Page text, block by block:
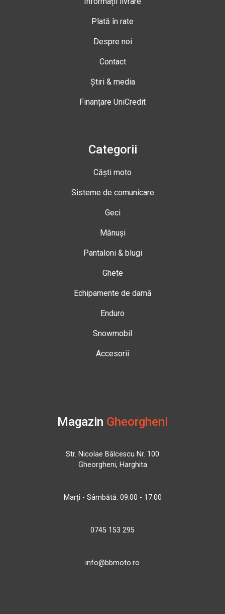
Plată în rate
Despre noi
Contact
Știri & media
Finanțare UniCredit
Categorii
Căști moto
Sisteme de comunicare
Geci
Mănuși
Pantaloni & blugi
Ghete
Echipamente de damă
Enduro
Snowmobil
Accesorii
Magazin Gheorgheni
Str. Nicolae Bălcescu Nr. 100
Gheorgheni, Harghita
Marți - Sâmbătă: 09:00 - 17:00
0745 153 295
info@bbmoto.ro